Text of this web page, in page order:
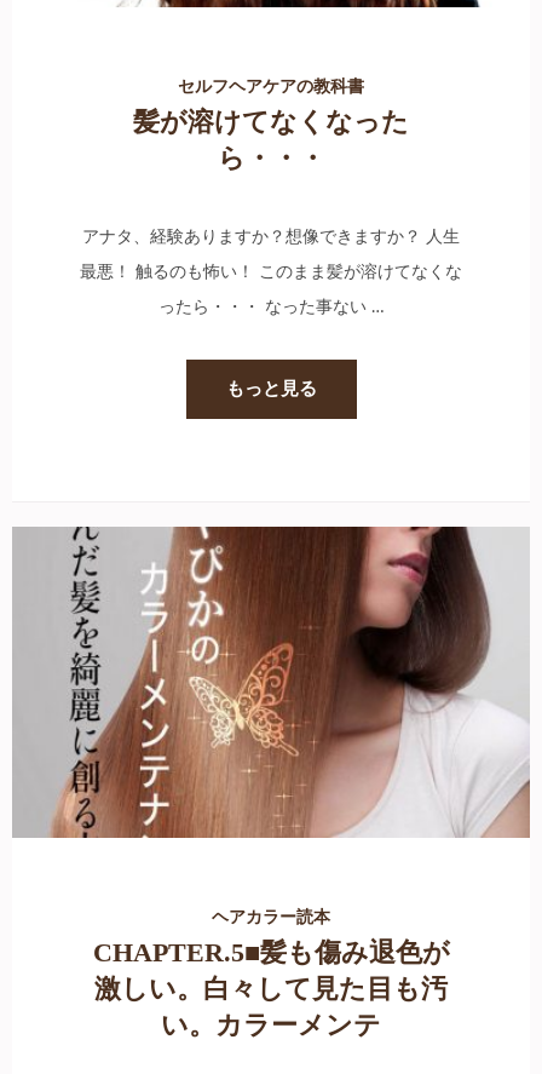
セルフヘアケアの教科書
髪が溶けてなくなった
ら・・・
アナタ、経験ありますか？想像できますか？ 人生
最悪！ 触るのも怖い！ このまま髪が溶けてなくな
ったら・・・ なった事ない …
もっと見る
ヘアカラー読本
CHAPTER.5■髪も傷み退色が
激しい。白々して見た目も汚
い。カラーメンテ